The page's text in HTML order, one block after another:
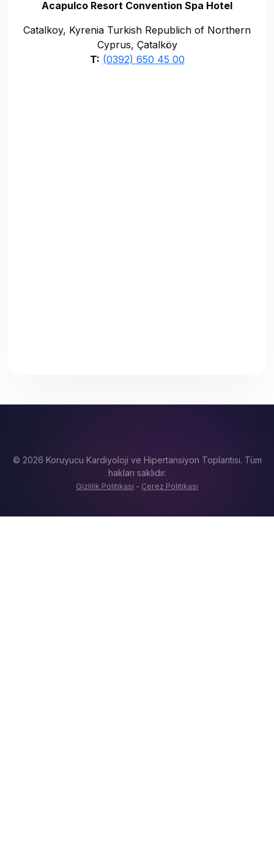
Acapulco Resort Convention Spa Hotel
Catalkoy, Kyrenia Turkish Republich of Northern
Cyprus, Çatalköy
T: (0392) 650 45 00
© 2026 Koruyucu Kardiyoloji ve Hipertansiyon Toplantısı. Tüm
hakları saklıdır.
Gizlilik Politikası - Çerez Politikası